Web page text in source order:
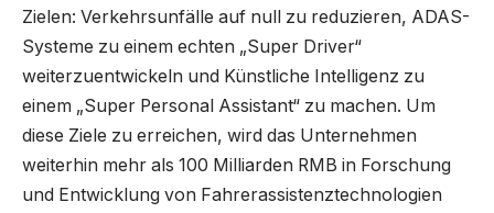
Zielen: Verkehrsunfälle auf null zu reduzieren, ADAS-
Systeme zu einem echten „Super Driver“
weiterzuentwickeln und Künstliche Intelligenz zu
einem „Super Personal Assistant“ zu machen. Um
diese Ziele zu erreichen, wird das Unternehmen
weiterhin mehr als 100 Milliarden RMB in Forschung
und Entwicklung von Fahrerassistenztechnologien